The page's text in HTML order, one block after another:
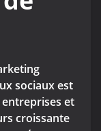
sociaux est
et
croissante